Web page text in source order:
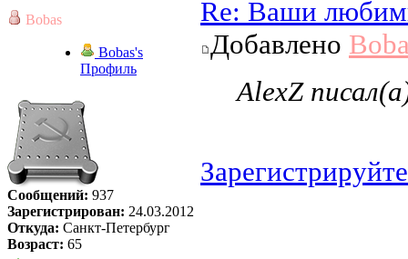
Bobas
Bobas's
Профиль
Сообщений: 937
Зарегистрирован: 24.03.2012
Откуда: Санкт-Петербург
Возраст: 65
Re: Ваши
Добавлено
AlexZ